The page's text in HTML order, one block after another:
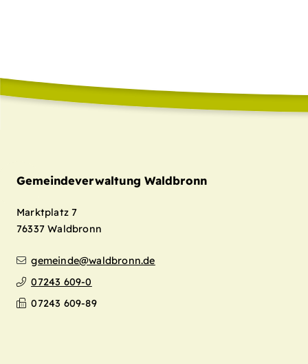
Gemeindeverwaltung Waldbronn
Marktplatz 7
76337 Waldbronn
gemeinde@waldbronn.de
07243 609-0
07243 609-89